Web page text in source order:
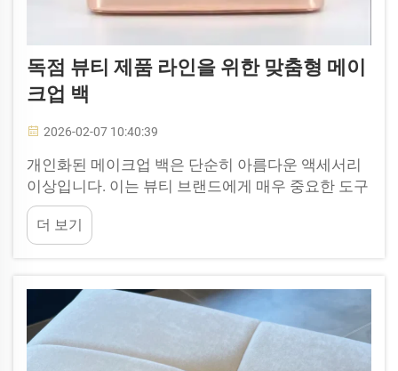
독점 뷰티 제품 라인을 위한 맞춤형 메이
크업 백
2026-02-07 10:40:39
개인화된 메이크업 백은 단순히 아름다운 액세서리
이상입니다. 이는 뷰티 브랜드에게 매우 중요한 도구
입니다. 킹스타(KINGSTAR)는 특별하고 맞춤화된 디
자인이 소비자의 제품에 대한 인식에 얼마나 큰 영향
을 미치는지를 잘 알고 있습니다. 브랜드가 신제품을
더 보기